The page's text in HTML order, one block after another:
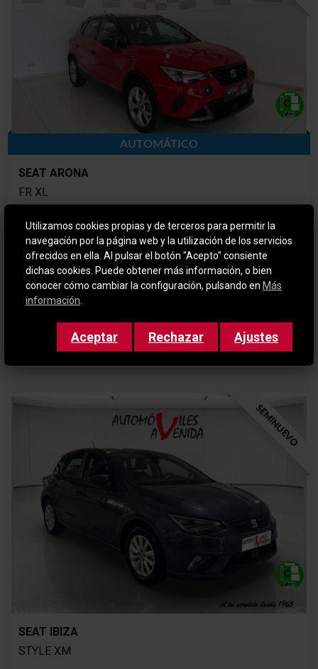
AUTOMÁTICO
SEAT ARONA
FR XL
2024
18.343 km Automático
Precio financiado
19.300€
Precio al contado
SEMINUEVO
SEAT IBIZA
STYLE XM
Utilizamos cookies propias y de terceros para permitir la
navegación por la página web y la utilización de los servicios
ofrecidos en ella. Al pulsar el botón "Acepto" consiente
dichas cookies. Puede obtener más información, o bien
conocer cómo cambiar la configuración, pulsando en Más
información
Aceptar Rechazar Ajustes